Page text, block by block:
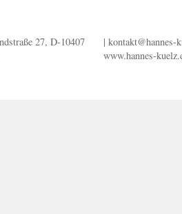
27, D-10407
| kontakt@hannes-
www.hannes-